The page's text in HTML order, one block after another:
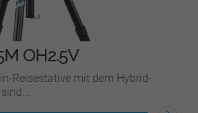
OH2.5V
Reisestative mit dem Hybrid-